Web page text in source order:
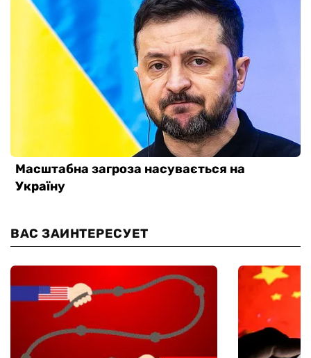
ВАС ЗАИНТЕРЕСУЕТ